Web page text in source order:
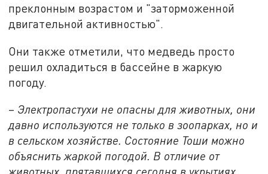
преклонным возрастом и "заторможенной
двигательной активностью".
Они также отметили, что медведь просто
решил охладиться в бассейне в жаркую
погоду.
– Электропастухи не опасны для животных, они
давно используются не только в зоопарках, но и
в сельском хозяйстве. Состояние Тоши можно
объяснить жаркой погодой. В отличие от